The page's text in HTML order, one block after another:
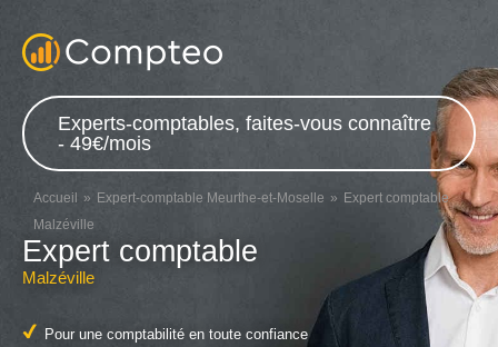
Experts-comptables, faites-vous connaître
- 49€/mois
Accueil Expert-comptable Meurthe-et-Moselle
Expert comptable
Malzéville
Expert comptable
Malzéville
Pour une comptabilité en toute confiance